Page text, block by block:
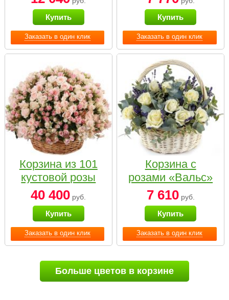
Заказать в один клик
Купить
Заказать в один клик
Купить
Заказать в один клик
Корзина из 101
кустовой розы
нежных тонов
40 400 руб.
Купить
Заказать в один клик
Корзина с
розами «Вальс»
7 610руб.
Купить
Больше цветов в корзине